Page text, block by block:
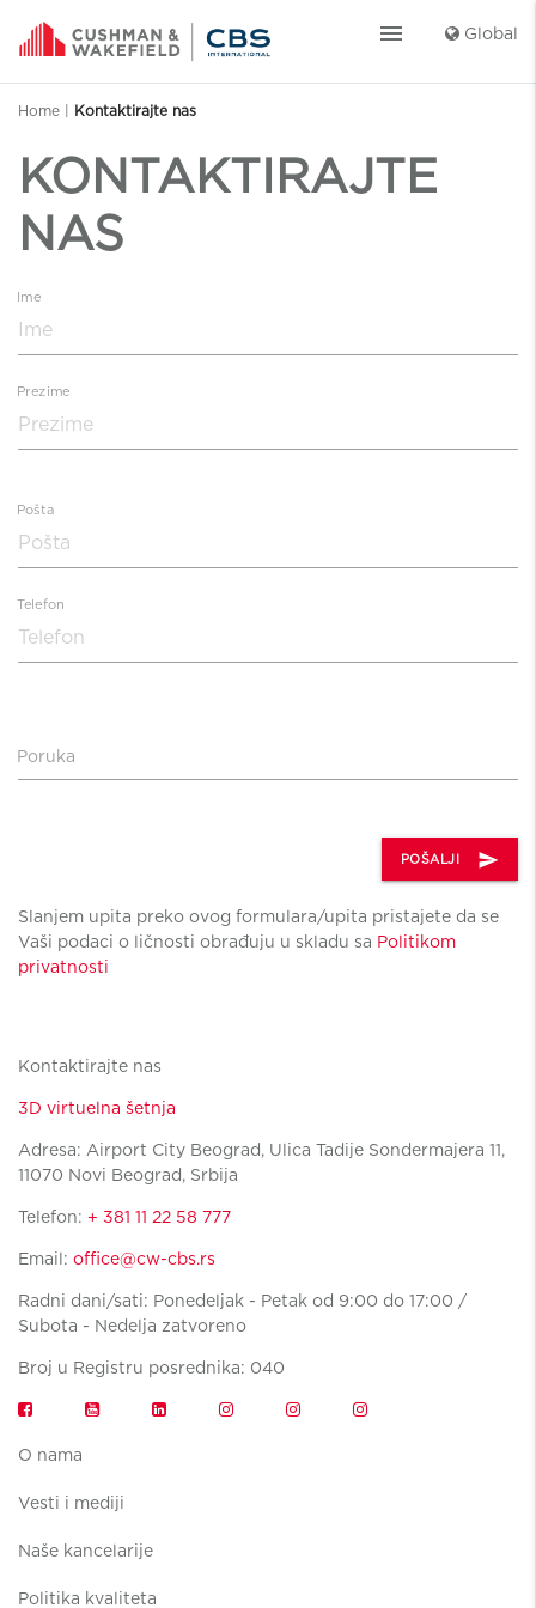
menu Global
Home Kontaktirajte nas
KONTAKTIRAJTE
NAS
Ime
Prezime
Pošta
Telefon
Poruka
POŠALJI send
Slanjem upita preko ovog formulara/upita pristajete da se
Vaši podaci o ličnosti obrađuju u skladu sa Politikom
privatnosti
Kontaktirajte nas
3D virtuelna šetnja
Adresa: Airport City Beograd, Ulica Tadije Sondermajera 11,
11070 Novi Beograd, Srbija
Telefon: + 381 11 22 58 777
Email: office@cw-cbs.rs
Radni dani/sati: Ponedeljak - Petak od 9:00 do 17:00 /
Subota - Nedelja zatvoreno
Broj u Registru posrednika: 040
O nama
Vesti i mediji
Naše kancelarije
Politika kvaliteta